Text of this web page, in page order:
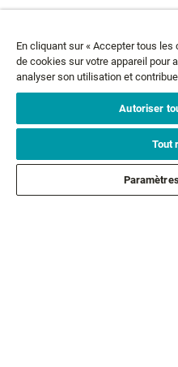
SERVICE CLIENTS
En cliquant sur « Accepter tous
de cookies sur votre appareil pour
analyser son utilisation et
Autoriser
Tout